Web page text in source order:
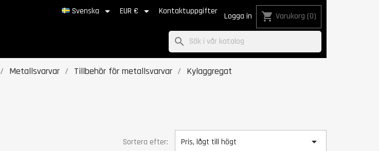
Svenska  EUR €  Kontaktuppgifter Logga in shopping_cart Varukorg (0)
search
Metallsvarvar Tillbehör för metallsvarvar Kylaggregat
Sortera efter: Pris, lågt till högt 